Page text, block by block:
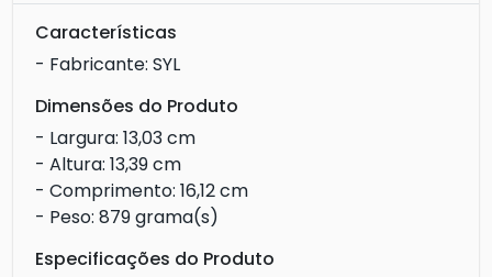
Características
- Fabricante: SYL
Dimensões do Produto
- Largura: 13,03 cm
- Altura: 13,39 cm
- Comprimento: 16,12 cm
- Peso: 879 grama(s)
Especificações do Produto